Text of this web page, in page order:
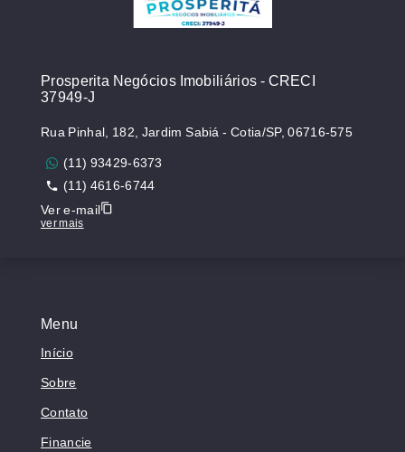
Menu
Início
Sobre
Contato
Financie
Prosperita Negócios Imobiliários - CRECI
37949-J
Rua Pinhal, 182, Jardim Sabiá - Cotia/SP, 06716-575
(11) 93429-6373
(11) 4616-6744
Ver e-mail
ver mais